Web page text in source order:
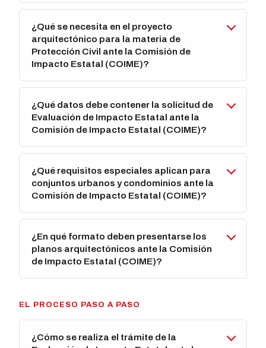
¿Qué se necesita en el proyecto
arquitectónico para la materia de
Protección Civil ante la Comisión de
Impacto Estatal (COIME)?
¿Qué datos debe contener la solicitud de
Evaluación de Impacto Estatal ante la
Comisión de Impacto Estatal (COIME)?
¿Qué requisitos especiales aplican para
conjuntos urbanos y condominios ante la
Comisión de Impacto Estatal (COIME)?
¿En qué formato deben presentarse los
planos arquitectónicos ante la Comisión
de Impacto Estatal (COIME)?
EL PROCESO PASO A PASO
¿Cómo se realiza el trámite de la